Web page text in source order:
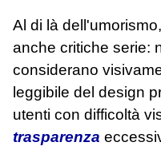
Al di là
anche critiche serie:
considerano
leggibile del design
utenti con difficoltà
trasparenza